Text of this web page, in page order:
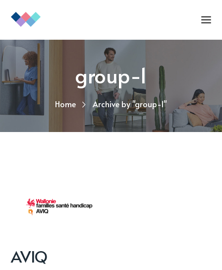
group-1
Home Archive by "group-1"
AVIQ